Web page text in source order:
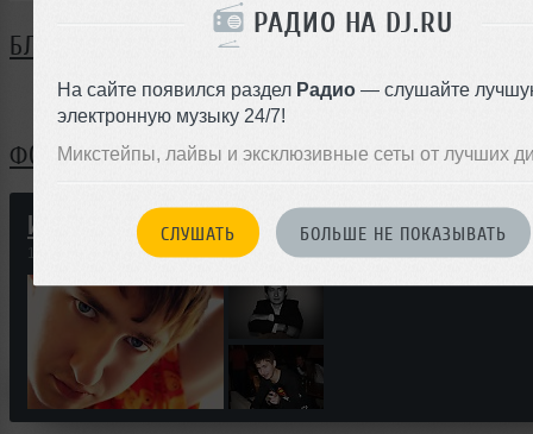
РАДИО НА DJ.RU
На сайте появился раздел Радио — слушайте
электронную музыку 24/7!
Микстейпы, лайвы и эксклюзивные сеты от лучших
СЛУШАТЬ БОЛЬШЕ НЕ ПОКАЗЫВАТЬ
БЛОГ
Нет записей в блоге
ФОТОГРАФИИ
Иван Гончаров
19 июля 2010